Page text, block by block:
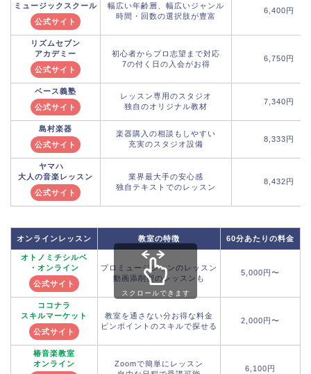
ミュージックスクール
公式サイト
幅広い年齢層、幅広いジャンル
時間・回数の選択肢が豊富
6,400円
リズムセブン
アカデミー
公式サイト
初心者からプロ志望まで対応
7の付く日の入会がお得
6,750円
ベース義塾
公式サイト
レッスン専用のスタジオ
独自のオリジナル教材
7,340円
島村楽器
公式サイト
楽器購入の相談もしやすい
充実のスタジオ設備
8,333円
ヤマハ
大人の音楽レッスン
公式サイト
業界最大手の安心感
独自テキストでのレッスン
8,432円
オンラインレッスン 教室の特徴 60分あたりの料金
オトノミチシルベ
・オンライン
公式サイト
プロミュージシャンのレッスン
動画添削型のレッスンも
5,000円〜
ココナラ
スキルマーケット
公式サイト
教室を通さない分お得な料金
ピンポイントのスキルで探せる
2,000円〜
椿音楽教室
オンライン
Zoomで簡単にレッスン
6,100円
スクロールできます